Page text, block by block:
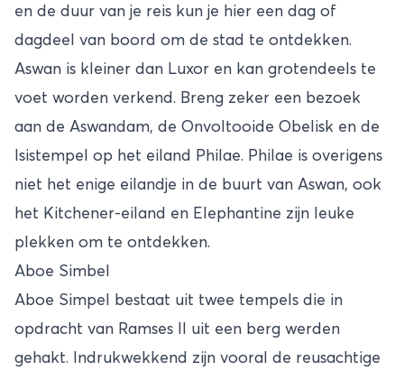
en de duur van je reis kun je hier een dag of
dagdeel van boord om de stad te ontdekken.
Aswan is kleiner dan Luxor en kan grotendeels te
voet worden verkend. Breng zeker een bezoek
aan de Aswandam, de Onvoltooide Obelisk en de
Isistempel op het eiland Philae. Philae is overigens
niet het enige eilandje in de buurt van Aswan, ook
het Kitchener-eiland en Elephantine zijn leuke
plekken om te ontdekken.
Aboe Simbel
Aboe Simpel bestaat uit twee tempels die in
opdracht van Ramses II uit een berg werden
gehakt. Indrukwekkend zijn vooral de reusachtige